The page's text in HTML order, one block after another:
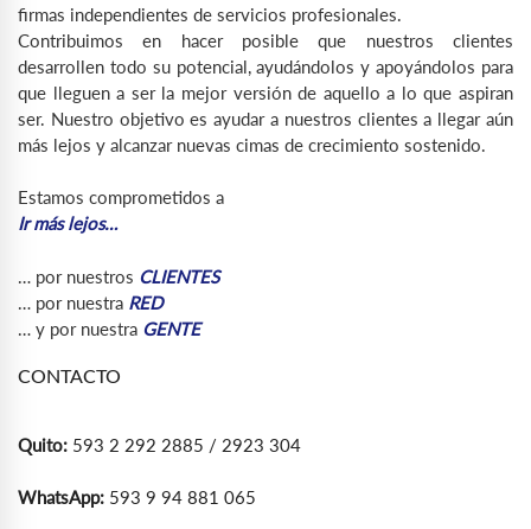
firmas independientes de servicios profesionales.
Contribuimos en hacer posible que nuestros clientes
desarrollen todo su potencial, ayudándolos y apoyándolos para
que lleguen a ser la mejor versión de aquello a lo que aspiran
ser. Nuestro objetivo es ayudar a nuestros clientes a llegar aún
más lejos y alcanzar nuevas cimas de crecimiento sostenido.
Estamos comprometidos a
Ir más lejos…
… por nuestros CLIENTES
… por nuestra RED
… y por nuestra GENTE
CONTACTO
Quito: 593 2 292 2885 / 2923 304
WhatsApp: 593 9 94 881 065